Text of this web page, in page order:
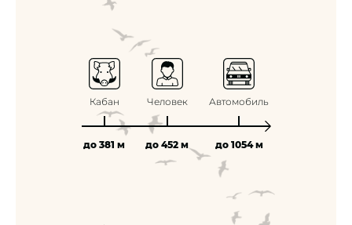
Кабан
до 381 м
Человек
до 452 м
Автомобиль
до 1054 м